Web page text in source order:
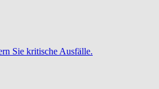
Sie kritische Ausfälle.